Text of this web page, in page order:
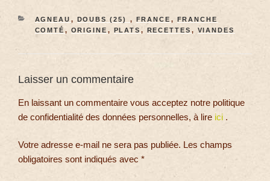
AGNEAU , DOUBS (25) , FRANCE ,
FRANCHE
COMTÉ , ORIGINE , PLATS , RECETTES , VIANDES
Laisser un commentaire
En laissant un commentaire vous acceptez notre politique
de confidentialité des données personnelles, à lire ici .
Votre adresse e-mail ne sera pas publiée. Les champs
obligatoires sont indiqués avec *